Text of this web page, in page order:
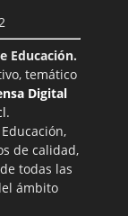
Educación.
temático
Digital
.
de calidad,
todas las
ámbito